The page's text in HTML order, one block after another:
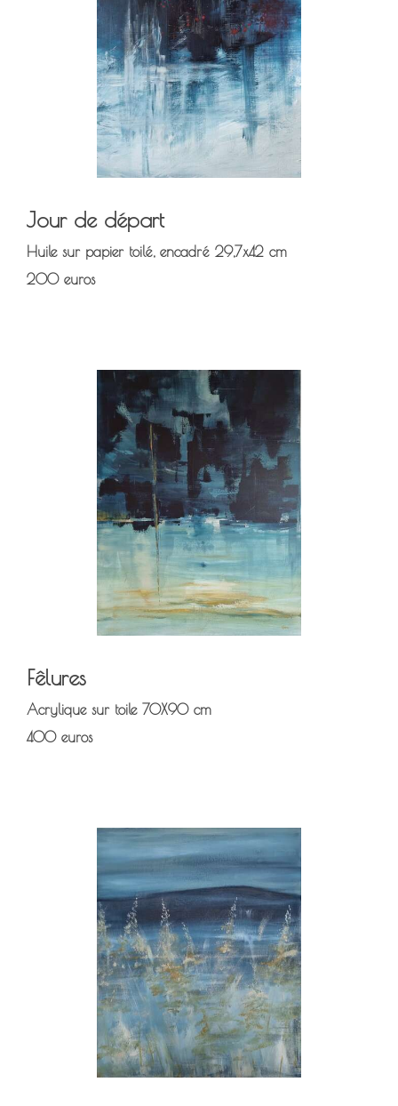
Jour de départ
Huile sur papier toilé, encadré 29,7x42 cm
200 euros
Fêlures
Acrylique sur toile 70X90 cm
400 euros